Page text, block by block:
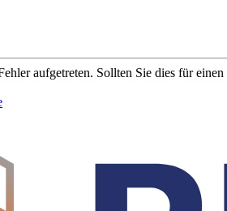
aufgetreten. Sollten Sie dies für